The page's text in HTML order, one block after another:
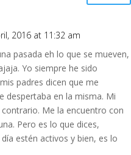
2016 at 11:32 am
pasada eh lo que se mueven,
Yo siempre he sido
padres dicen que me
despertaba en la misma. Mi
Me la encuentro con
Pero es lo que dices,
estén activos y bien, es lo